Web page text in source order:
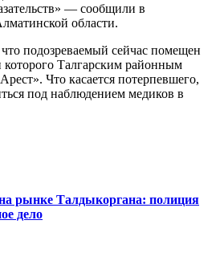
— сообщили в
области.
подозреваемый сейчас помещен
Талгарским районным
Что касается потерпевшего,
под наблюдением медиков в
рынке Талдыкоргана: полиция
дело